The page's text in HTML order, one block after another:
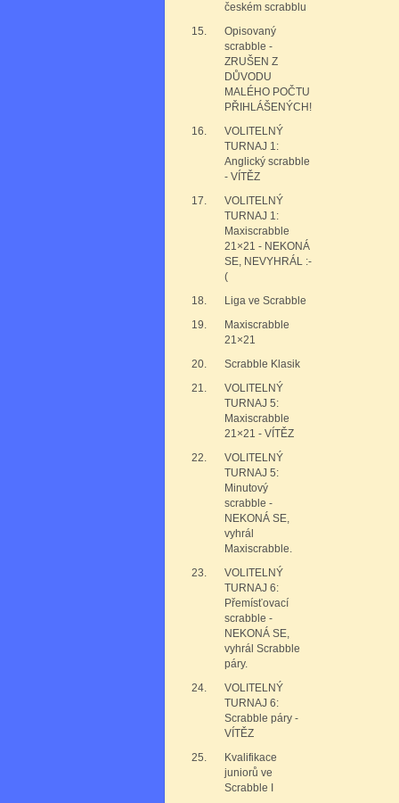
českém scrabblu
15.
Opisovaný
scrabble -
ZRUŠEN Z
DŮVODU
MALÉHO POČTU
PŘIHLÁŠENÝCH!
16.
VOLITELNÝ
TURNAJ 1:
Anglický scrabble
- VÍTĚZ
17.
VOLITELNÝ
TURNAJ 1:
Maxiscrabble
21×21 - NEKONÁ
SE, NEVYHRÁL :-
(
18.
Liga ve Scrabble
19.
Maxiscrabble
21×21
20.
Scrabble Klasik
21.
VOLITELNÝ
TURNAJ 5:
Maxiscrabble
21×21 - VÍTĚZ
22.
VOLITELNÝ
TURNAJ 5:
Minutový
scrabble -
NEKONÁ SE,
vyhrál
Maxiscrabble.
23.
VOLITELNÝ
TURNAJ 6:
Přemísťovací
scrabble -
NEKONÁ SE,
vyhrál Scrabble
páry.
24.
VOLITELNÝ
TURNAJ 6:
Scrabble páry -
VÍTĚZ
25.
Kvalifikace
juniorů ve
Scrabble I